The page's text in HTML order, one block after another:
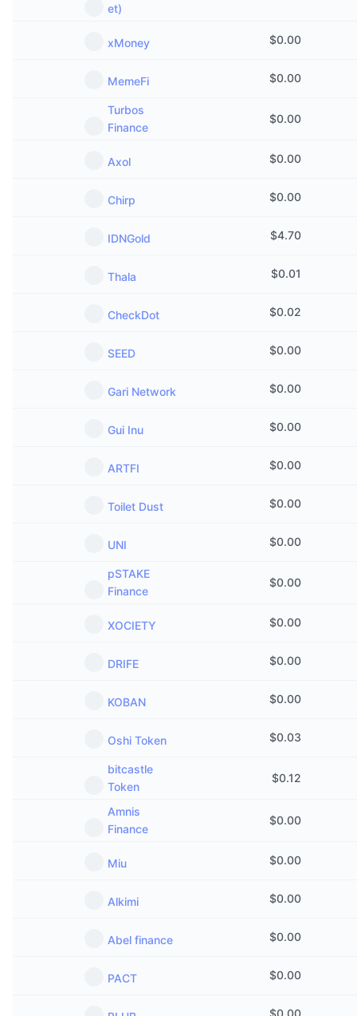
et)
xMoney $0.00
MemeFi $0.00
Turbos
Finance
$0.00
Axol $0.00
Chirp $0.00
IDNGold $4.70
Thala $0.01
CheckDot $0.02
SEED $0.00
Gari Network $0.00
Gui Inu $0.00
ARTFI $0.00
Toilet Dust $0.00
UNI $0.00
pSTAKE
Finance
$0.00
XOCIETY $0.00
DRIFE $0.00
KOBAN $0.00
Oshi Token $0.03
bitcastle
Token
$0.12
Amnis
Finance
$0.00
Miu $0.00
Alkimi $0.00
Abel finance $0.00
PACT $0.00
$0.00